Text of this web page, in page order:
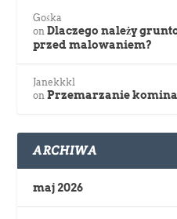
Gośka
onDlaczego należy
przed malowaniem?
Janekkkl
onPrzemarzanie komina
ARCHIWA
maj 2026